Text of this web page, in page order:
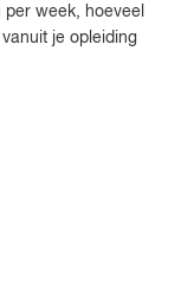
week, hoeveel
je opleiding